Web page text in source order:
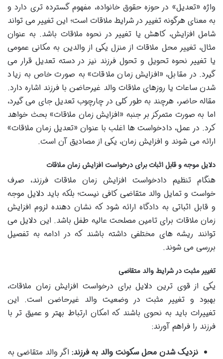
واژه «تعدیل» در حوزه حقوق خانواده، مفهوم گسترده تری دارد و
به معنای هرگونه تغییر در شرایط ملاقات است؛ این تغییر می تواند
شامل افزایش، کاهش یا تغییر در نحوه ملاقات باشد. به عنوان
مثال، تغییر محل ملاقات از منزل یکی از والدین به مکانی عمومی
یا تغییر نحوه تحویل و تحول فرزند نیز در دسته تعدیل قرار می
گیرد. در مقابل، «افزایش زمان ملاقات» به صورت خاص به زیاد
شدن ساعات یا روزهای ملاقات والد غیرحاضن با فرزند اشاره دارد.
مقاله حاضر، هرچند به طور کلی در چارچوب تعدیل جای می گیرد،
اما به صورت متمرکز بر جنبه «افزایش زمان ملاقات» بحث خواهد
کرد. در عمل، دادخواست ها اغلب با عنوان «تعدیل زمان ملاقات»
ارائه می شوند و افزایش زمان، یکی از مصادیق آن است.
دلایل موجه و قابل اثبات برای درخواست افزایش زمان ملاقات
هنگام تنظیم دادخواست افزایش زمان ملاقات فرزند، صرف
خواست و تمایل والد متقاضی کافی نیست؛ بلکه باید دلایل موجه
و قابل اثباتی به دادگاه ارائه شود که نشان دهنده لزوم افزایش
زمان ملاقات برای تامین مصلحت عالیه طفل باشد. این دلایل می
توانند ریشه های مختلفی داشته باشند که در ادامه به تفصیل
بررسی می شوند.
تغییر مثبت در شرایط والد متقاضی
یکی از قوی ترین دلایل برای درخواست افزایش زمان ملاقات،
بهبود و تغییر مثبت در وضعیت والد غیرحاضن است. این
تغییرات باید به نحوی باشند که امکان ارتباط بهتر و عمیق تر با
فرزند را فراهم آورند:
نزدیک شدن محل سکونت والد به فرزند: اگر والد متقاضی به